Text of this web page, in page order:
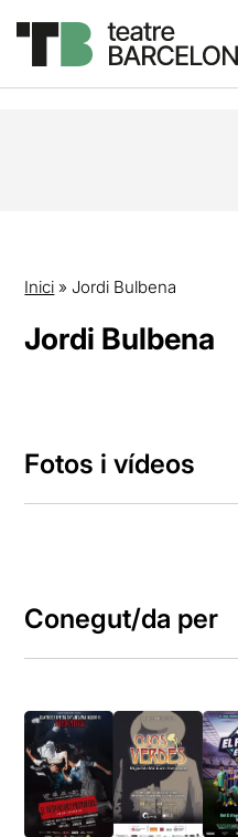
Inici » Jordi Bulbena
Jordi Bulbena
Fotos i vídeos
Conegut/da per